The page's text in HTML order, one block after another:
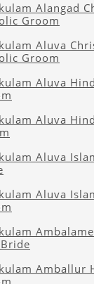
Alangad
Groom
Aluva
Groom
Aluva
Aluva
Aluva
Aluva
Amballur